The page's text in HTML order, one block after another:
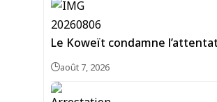
Le Koweït condamne
août 7, 2026